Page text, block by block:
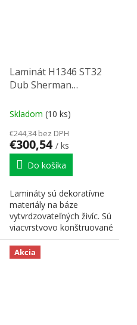
Laminát H1346 ST32
Dub Sherman
2790/2060/0,8
Skladom (10 ks)
€244,34 bez DPH
€300,54 / ks
Do košíka
Lamináty sú dekoratívne
materiály na báze
vytvrdzovateľných živíc. Sú
viacvrstvovo konštruované
a skladajú sa z...
Akcia